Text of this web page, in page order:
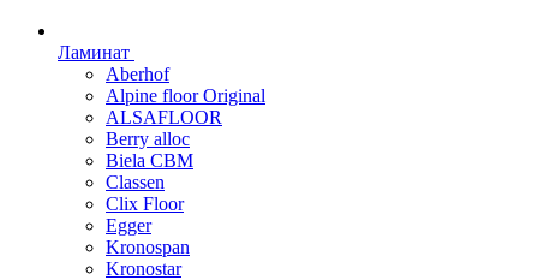
Ламинат
Aberhof
Alpine floor Original
ALSAFLOOR
Berry alloc
Biela CBM
Classen
Clix Floor
Egger
Kronospan
Kronostar